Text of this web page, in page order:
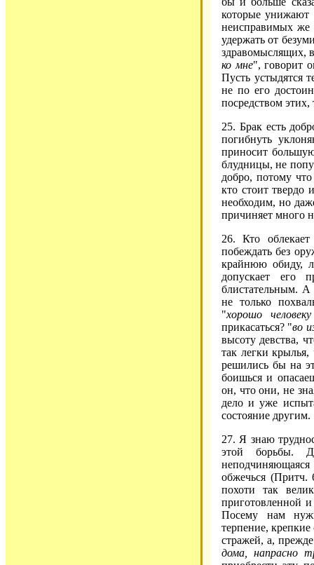
которые унижают
неисправимых же
удержать от
здравомыслящих,
ко мне", говорит
Пусть устыдятся
не по его
посредством
25. Брак есть
погибнуть
приносит
блудницы, не
добро, потому
кто стоит твердо
необходим, но
причиняет много
26. Кто
побеждать без
крайнюю обиду,
допускает
блистательным.
не только
"хорошо
прикасаться? "во
высоту девства,
так легки
решились бы на
боишься и
он, что они, не
дело и уже
состояние другим.
27. Я знаю
этой борьбы.
обжечься (Притч.
похоти так
приготовленной
Посему нам
терпение,
стражей, а,
дома, напрасно